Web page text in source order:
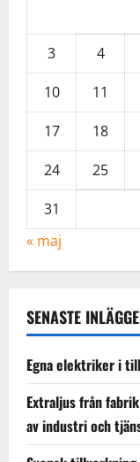
3
4
10
11
17
18
24
25
31
« maj
SENASTE
Egna elektriker i
Extraljus från
av industri och